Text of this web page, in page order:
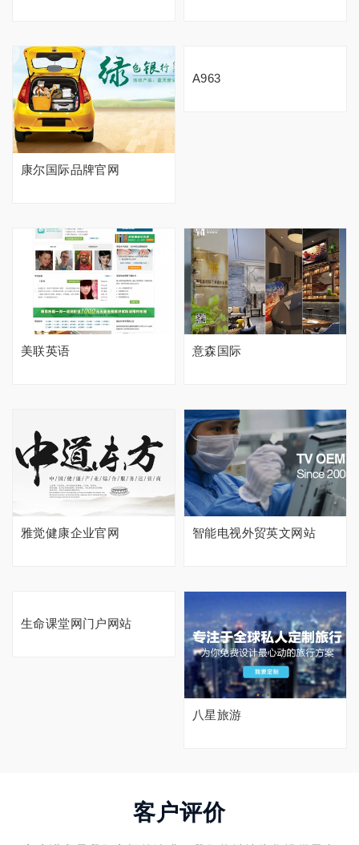
康尔国际品牌官网
A963
美联英语 意森国际
雅觉健康企业官网 智能电视外贸英文网站
生命课堂网门户网站
八星旅游
客户评价